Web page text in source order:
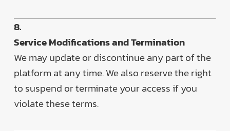
8.
Service Modifications and Termination
We may update or discontinue any part of the
platform at any time. We also reserve the right
to suspend or terminate your access if you
violate these terms.